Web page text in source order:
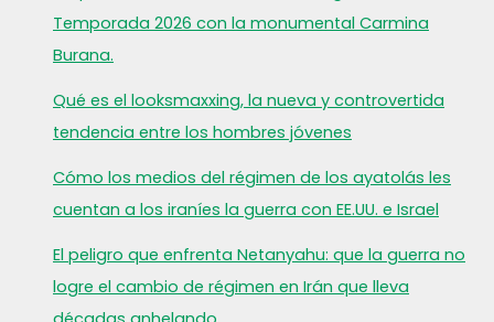
Temporada 2026 con la monumental Carmina
Burana.
Qué es el looksmaxxing, la nueva y controvertida
tendencia entre los hombres jóvenes
Cómo los medios del régimen de los ayatolás les
cuentan a los iraníes la guerra con EE.UU. e Israel
El peligro que enfrenta Netanyahu: que la guerra no
logre el cambio de régimen en Irán que lleva